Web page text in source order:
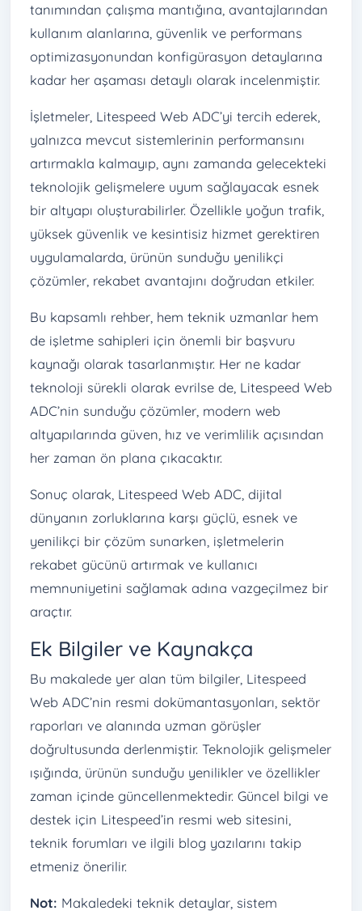
tanımından çalışma mantığına, avantajlarından
kullanım alanlarına, güvenlik ve performans
optimizasyonundan konfigürasyon detaylarına
kadar her aşaması detaylı olarak incelenmiştir.
İşletmeler, Litespeed Web ADC’yi tercih ederek,
yalnızca mevcut sistemlerinin performansını
artırmakla kalmayıp, aynı zamanda gelecekteki
teknolojik gelişmelere uyum sağlayacak esnek
bir altyapı oluşturabilirler. Özellikle yoğun trafik,
yüksek güvenlik ve kesintisiz hizmet gerektiren
uygulamalarda, ürünün sunduğu yenilikçi
çözümler, rekabet avantajını doğrudan etkiler.
Bu kapsamlı rehber, hem teknik uzmanlar hem
de işletme sahipleri için önemli bir başvuru
kaynağı olarak tasarlanmıştır. Her ne kadar
teknoloji sürekli olarak evrilse de, Litespeed Web
ADC’nin sunduğu çözümler, modern web
altyapılarında güven, hız ve verimlilik açısından
her zaman ön plana çıkacaktır.
Sonuç olarak, Litespeed Web ADC, dijital
dünyanın zorluklarına karşı güçlü, esnek ve
yenilikçi bir çözüm sunarken, işletmelerin
rekabet gücünü artırmak ve kullanıcı
memnuniyetini sağlamak adına vazgeçilmez bir
araçtır.
Ek Bilgiler ve Kaynakça
Bu makalede yer alan tüm bilgiler, Litespeed
Web ADC’nin resmi dokümantasyonları, sektör
raporları ve alanında uzman görüşler
doğrultusunda derlenmiştir. Teknolojik gelişmeler
ışığında, ürünün sunduğu yenilikler ve özellikler
zaman içinde güncellenmektedir. Güncel bilgi ve
destek için Litespeed’in resmi web sitesini,
teknik forumları ve ilgili blog yazılarını takip
etmeniz önerilir.
Not: Makaledeki teknik detaylar, sistem